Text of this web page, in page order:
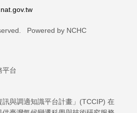
Powered by NCHC
平台
訊與調適知識平台計畫」(TCCIP) 在